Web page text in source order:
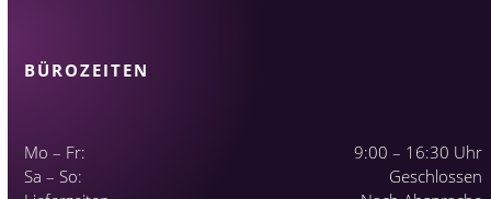
BÜROZEITEN
Mo – Fr:
9:00 – 16:30 Uhr
Sa – So:
Geschlossen